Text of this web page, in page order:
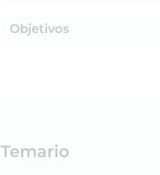
Objetivos
Temario